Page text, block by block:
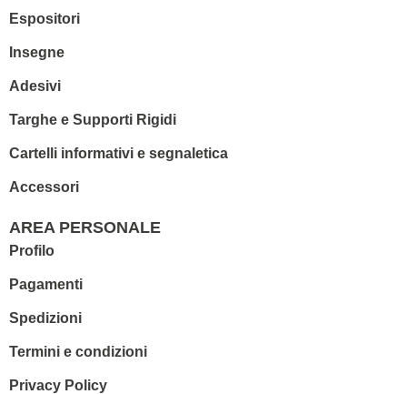
Espositori
Insegne
Adesivi
Targhe e Supporti Rigidi
Cartelli informativi e segnaletica
Accessori
AREA PERSONALE
Profilo
Pagamenti
Spedizioni
Termini e condizioni
Privacy Policy